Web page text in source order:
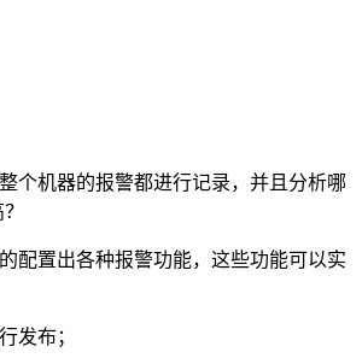
个机器的报警都进行记录，并且分析哪
配置出各种报警功能，这些功能可以实
发布；